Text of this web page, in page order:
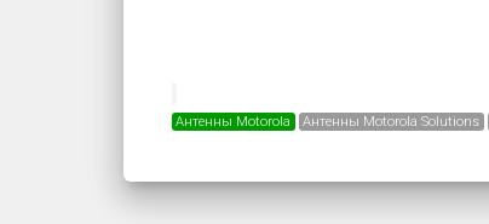
Антенны Motorola Антенны Motorola Solutions